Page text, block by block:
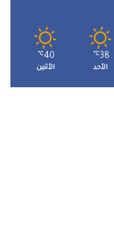
38
℃
الأحد
40
℃
الأثنين